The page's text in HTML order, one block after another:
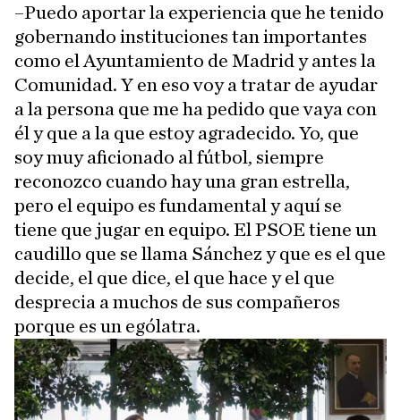
–Puedo aportar la experiencia que he tenido
gobernando instituciones tan importantes
como el Ayuntamiento de Madrid y antes la
Comunidad. Y en eso voy a tratar de ayudar
a la persona que me ha pedido que vaya con
él y que a la que estoy agradecido. Yo, que
soy muy aficionado al fútbol, siempre
reconozco cuando hay una gran estrella,
pero el equipo es fundamental y aquí se
tiene que jugar en equipo. El PSOE tiene un
caudillo que se llama Sánchez y que es el que
decide, el que dice, el que hace y el que
desprecia a muchos de sus compañeros
porque es un ególatra.